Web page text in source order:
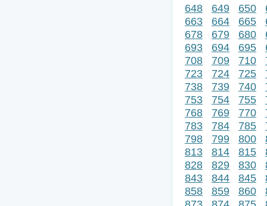
648
649 650
663
664 665
678
679 680
693
694 695
708
709 710
723
724 725
738
739 740
753
754 755
768
769 770
783
784 785
798
799 800
813
814 815
828
829 830
843
844 845
858
859 860